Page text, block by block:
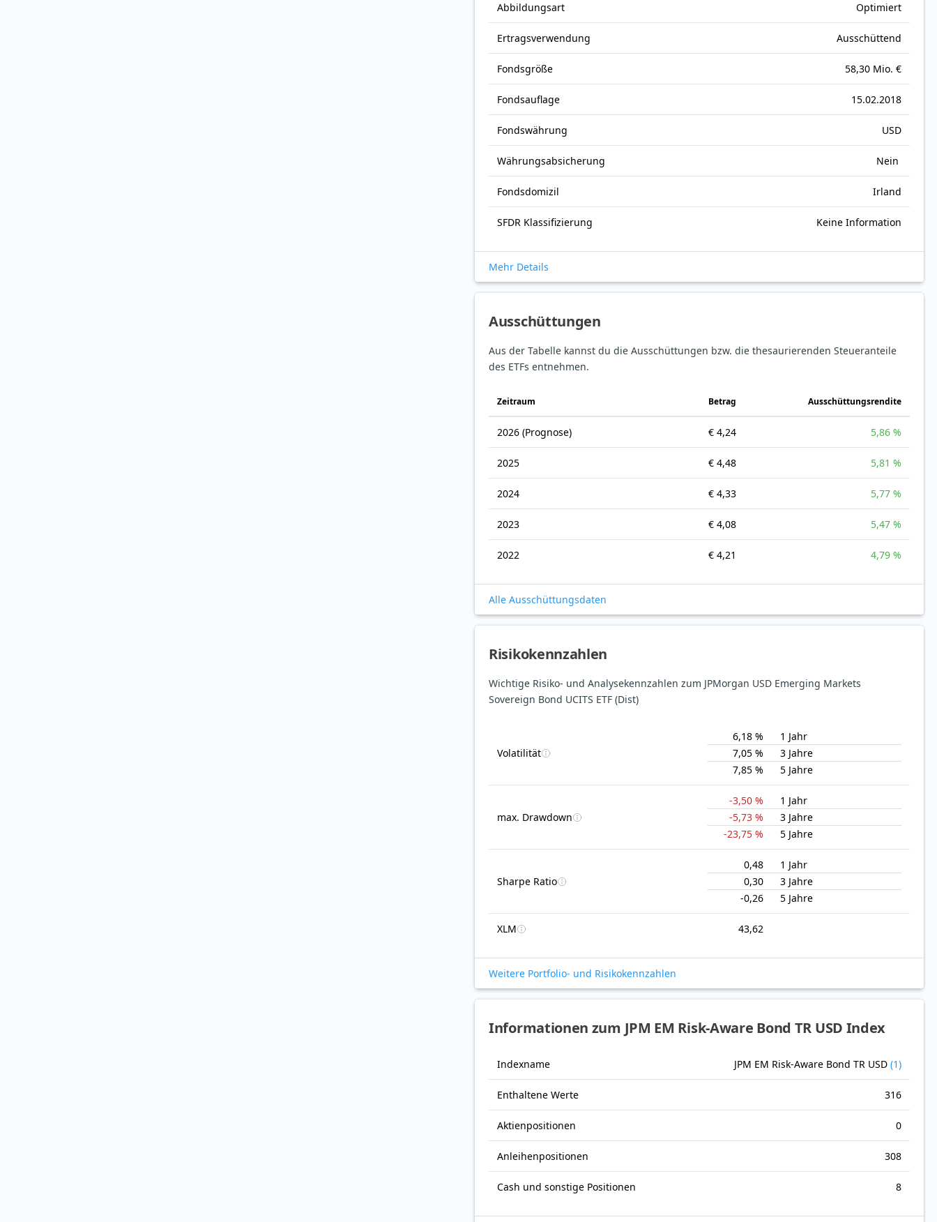
Abbildungs­art Optimiert
Ertrags­verwendung Ausschüttend
Fonds­größe 58,30 Mio. €
Fonds­auflage 15.02.2018
Fonds­währung USD
Währungsabsicherung Nein
Fondsdomizil Irland
SFDR Klassifizierung Keine Information
Mehr Details
Ausschüttungen
Aus der Tabelle kannst du die Ausschüttungen bzw. die thesaurierenden Steueranteile
des ETFs entnehmen.
Zeitraum Betrag Ausschüttungsrendite
2026 (Prognose) € 4,24 5,86 %
2025 € 4,48 5,81 %
2024 € 4,33 5,77 %
2023 € 4,08 5,47 %
2022 € 4,21 4,79 %
Alle Ausschüttungsdaten
Risikokennzahlen
Wichtige Risiko- und Analysekennzahlen zum JPMorgan USD Emerging Markets
Sovereign Bond UCITS ETF (Dist)
Volatilität
6,18 %
1 Jahr
7,05 %
3 Jahre
7,85 %
5 Jahre
max. Drawdown
-3,50 %
1 Jahr
-5,73 %
3 Jahre
-23,75 %
5 Jahre
Sharpe Ratio
0,48
1 Jahr
0,30
3 Jahre
-0,26
5 Jahre
XLM 43,62
Weitere Portfolio- und Risikokennzahlen
Informationen zum JPM EM Risk-Aware Bond TR USD Index
Indexname JPM EM Risk-Aware Bond TR USD (1)
Enthaltene Werte 316
Aktienpositionen 0
Anleihenpositionen 308
Cash und sonstige Positionen 8